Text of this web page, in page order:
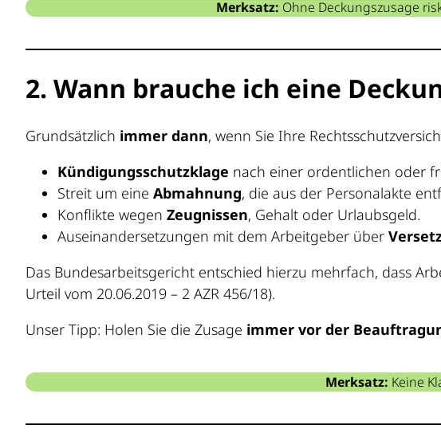
Merksatz: Ohne Deckungszusage
2. Wann brauche ich eine
Grundsätzlich immer dann, wenn Sie Ihre
Kündigungsschutzklage nach einer ordentlichen oder
Streit um eine Abmahnung, die aus der Personalakte
Konflikte wegen Zeugnissen, Gehalt oder Urlaubsgeld.
Auseinandersetzungen mit dem Arbeitgeber über
Das Bundesarbeitsgericht entschied hierzu mehrfach, dass
Urteil vom 20.06.2019 – 2 AZR 456/18).
Unser Tipp: Holen Sie die Zusage immer vor der
Merksatz: Keine